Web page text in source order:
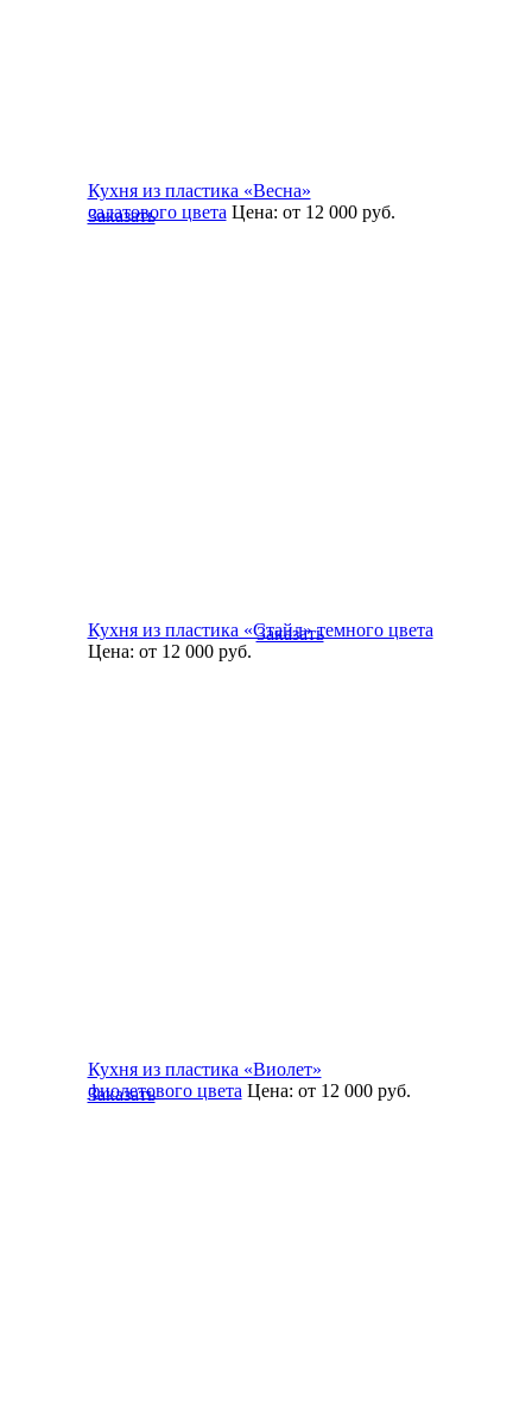
Кухня из пластика «Весна»
салатового цвета Цена: от 12 000руб.
Заказать
Кухня из пластика «Стайл» темного цвета
Цена: от 12 000руб.
Заказать
Кухня из пластика «Виолет»
фиолетового цвета Цена: от 12 000руб.
Заказать